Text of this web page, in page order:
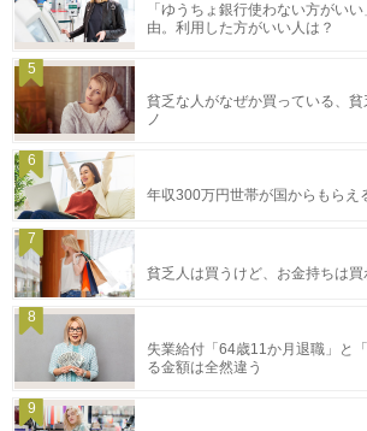
「ゆうちょ銀行使わない方がい
由。利用した方がいい人は？
5
貧乏な人がなぜか買っている、
ノ
6
年収300万円世帯が国からもらえ
7
貧乏人は買うけど、お金持ちは
8
失業給付「64歳11か月退職」と
る金額は全然違う
9